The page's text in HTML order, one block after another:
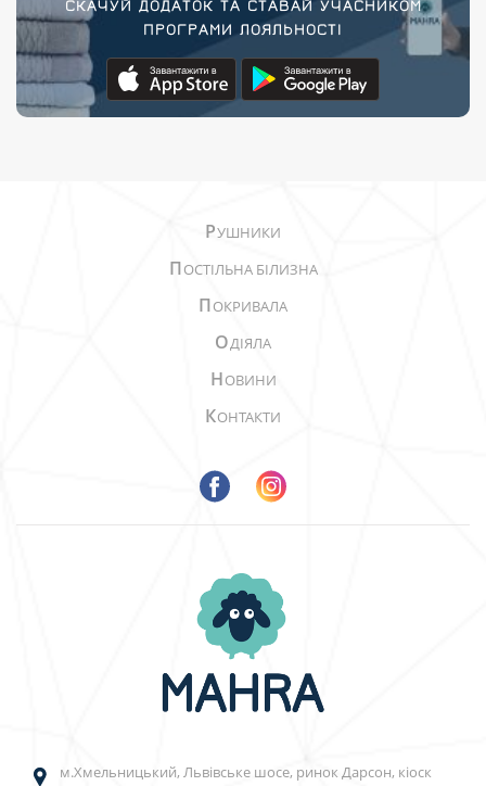
СКАЧУЙ ДОДАТОК ТА СТАВАЙ УЧАСНИКОМ
ПРОГРАМИ ЛОЯЛЬНОСТІ
РУШНИКИ
ПОСТІЛЬНА БІЛИЗНА
ПОКРИВАЛА
ОДІЯЛА
НОВИНИ
КОНТАКТИ
м.Хмельницький, Львівське шосе, ринок Дарсон, кіоск